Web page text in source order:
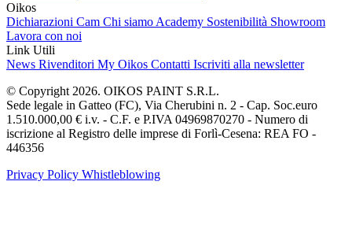
Oikos
Dichiarazioni Cam Chi siamo Academy Sostenibilità Showroom
Lavora con noi
Link Utili
News Rivenditori My Oikos Contatti Iscriviti alla newsletter
© Copyright 2026. OIKOS PAINT S.R.L.
Sede legale in Gatteo (FC), Via Cherubini n. 2 - Cap. Soc.euro
1.510.000,00 € i.v. - C.F. e P.IVA 04969870270 - Numero di
iscrizione al Registro delle imprese di Forlì-Cesena: REA FO -
446356
Privacy Policy Whistleblowing